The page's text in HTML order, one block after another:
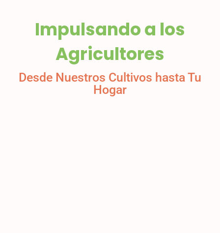
Impulsando a los
Agricultores
Desde Nuestros Cultivos hasta Tu
Hogar